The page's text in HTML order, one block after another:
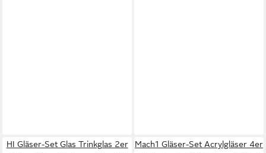
HI Gläser-Set Glas Trinkglas 2er
Mach1 Gläser-Set Acrylgläser 4er